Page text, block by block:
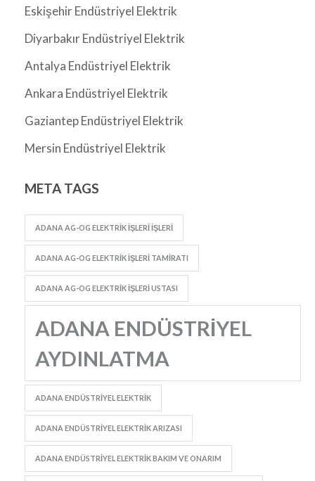
Eskişehir Endüstriyel Elektrik
Diyarbakır Endüstriyel Elektrik
Antalya Endüstriyel Elektrik
Ankara Endüstriyel Elektrik
Gaziantep Endüstriyel Elektrik
Mersin Endüstriyel Elektrik
META TAGS
ADANA AG-OG ELEKTRIK İŞLERI IŞLERI
ADANA AG-OG ELEKTRIK İŞLERI TAMIRATI
ADANA AG-OG ELEKTRIK İŞLERI USTASI
ADANA ENDÜSTRIYEL
AYDINLATMA
ADANA ENDÜSTRIYEL ELEKTRIK
ADANA ENDÜSTRIYEL ELEKTRIK ARIZASI
ADANA ENDÜSTRIYEL ELEKTRIK BAKIM VE ONARIM